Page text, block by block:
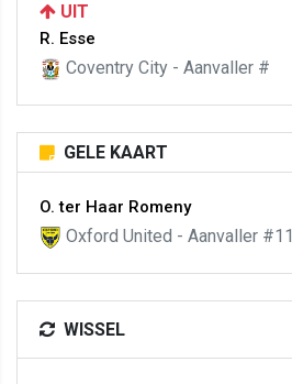
UIT
R. Esse
Coventry City - Aanvaller #
GELE KAART
O. ter Haar Romeny
Oxford United - Aanvaller #11
WISSEL